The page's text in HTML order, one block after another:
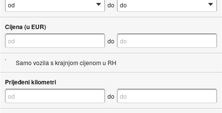
do
Cijena (u EUR)
do
Samo vozila s krajnjom cijenom u RH
Prijeđeni kilometri
do